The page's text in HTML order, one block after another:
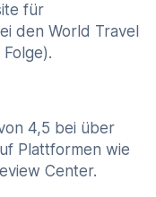
für
den World Travel
4,5 bei über
Plattformen wie
Center.